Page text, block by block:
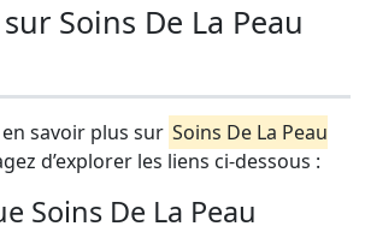
Soins De La Peau
savoir plus sur Soins De La Peau
d’explorer les liens ci-dessous :
Soins De La Peau